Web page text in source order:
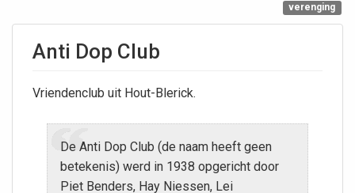
verenging
Anti Dop Club
Vriendenclub uit Hout-Blerick.
De Anti Dop Club (de naam heeft geen
betekenis) werd in 1938 opgericht door
Piet Benders, Hay Niessen, Lei